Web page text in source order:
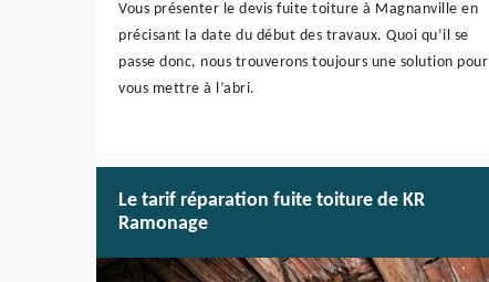
Vous présenter le devis fuite toiture à Magnanville en
précisant la date du début des travaux. Quoi qu’il se
passe donc, nous trouverons toujours une solution pour
vous mettre à l’abri.
Le tarif réparation fuite toiture de KR
Ramonage